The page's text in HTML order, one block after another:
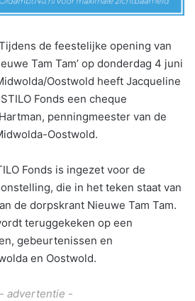
de feestelijke opening van
Tam Tam’ op donderdag 4 juni
Oostwold heeft Jacqueline
Fonds een cheque
penningmeester van de
Oostwold.
Fonds is ingezet voor de
die in het teken staat van
de dorpskrant Nieuwe Tam Tam.
teruggekeken op een
gebeurtenissen en
en Oostwold.
- advertentie -